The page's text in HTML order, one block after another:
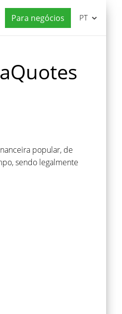
Para negócios PT
popular, de
sendo legalmente